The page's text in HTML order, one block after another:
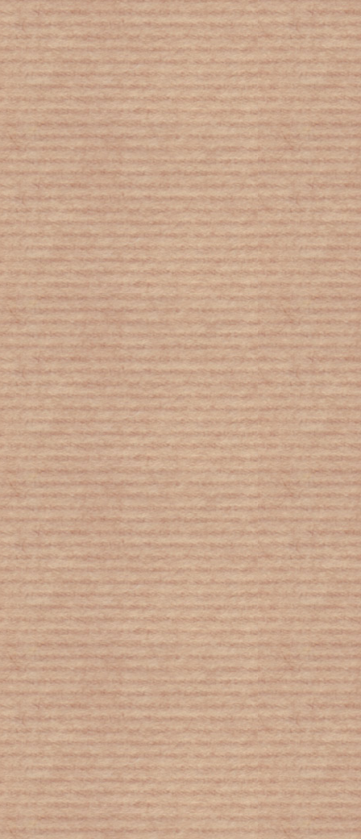
Στις χώρες με πυρηνικά το
μεγαλύτερο φορτίο μολυσματικών
νόσων
Τα σύννεφα είναι ο νέος αντίπαλος
της Γης
Περισσότεροι ασθενείς χωρίς
φάρμακα
Ολλανδία: Θα σπάσουν τα φράγματα
λόγω ξηρασίας; Σχέδιο έκτακτης
ανάγκης από τις ολλανδικές αρχές